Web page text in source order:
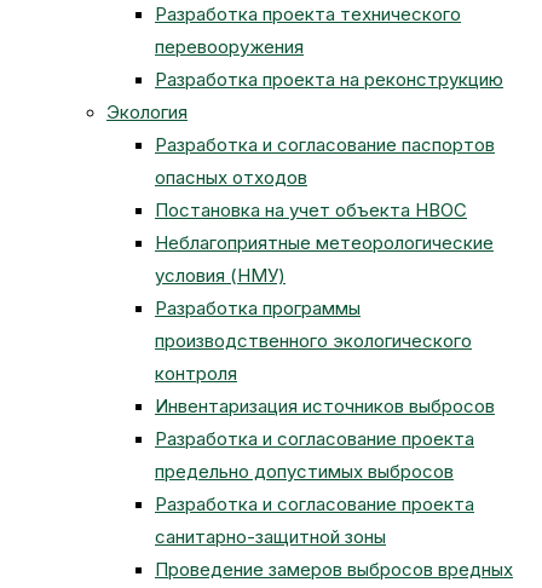
Разработка проекта технического
перевооружения
Разработка проекта на реконструкцию
Экология
Разработка и согласование паспортов
опасных отходов
Постановка на учет объекта НВОС
Неблагоприятные метеорологические
условия (НМУ)
Разработка программы
производственного экологического
контроля
Инвентаризация источников выбросов
Разработка и согласование проекта
предельно допустимых выбросов
Разработка и согласование проекта
санитарно-защитной зоны
Проведение замеров выбросов вредных